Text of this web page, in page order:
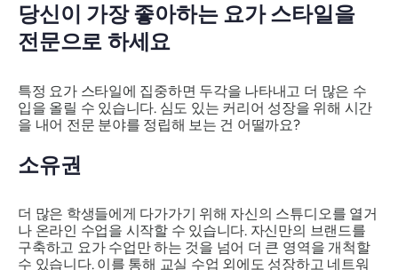
당신이 가장 좋아하는 요가 스타일을
전문으로 하세요
특정 요가 스타일에 집중하면 두각을 나타내고 더 많은 수
입을 올릴 수 있습니다. 심도 있는 커리어 성장을 위해 시간
을 내어 전문 분야를 정립해 보는 건 어떨까요?
소유권
더 많은 학생들에게 다가가기 위해 자신의 스튜디오를 열거
나 온라인 수업을 시작할 수 있습니다. 자신만의 브랜드를
구축하고 요가 수업만 하는 것을 넘어 더 큰 영역을 개척할
수 있습니다. 이를 통해 교실 수업 외에도 성장하고 네트워